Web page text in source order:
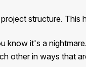
structure. This
know it's a
other in ways that